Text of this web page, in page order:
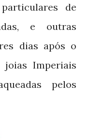
de
e outras
dias após o
joias Imperiais
pelos